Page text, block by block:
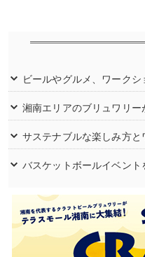
ビールやグルメ、ワーク
湘南エリアのブリュワリー
サステナブルな楽しみ方と
バスケットボールイベン